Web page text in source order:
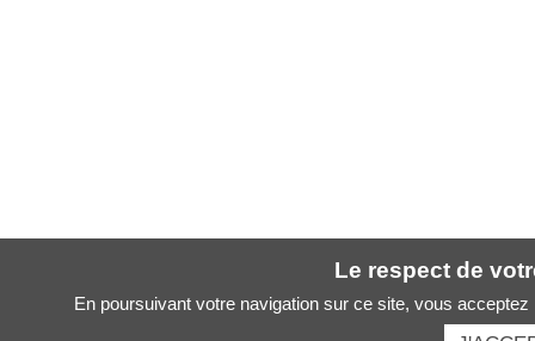
Le respect de
En poursuivant votre navigation sur ce site, vous